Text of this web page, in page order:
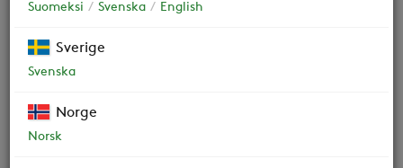
Vesipatteri R-malli
(vasemmalla puolella)
Suomeksi Svenska English
Sverige
Svenska
Norge
Norsk